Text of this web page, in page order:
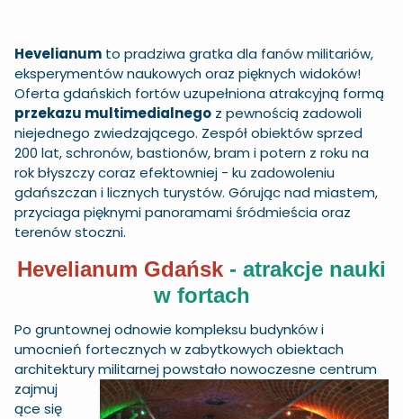
Hevelianum to pradziwa gratka dla fanów militariów,
eksperymentów naukowych oraz pięknych widoków!
Oferta gdańskich fortów uzupełniona atrakcyjną formą
przekazu multimedialnego z pewnością zadowoli
niejednego zwiedzającego. Zespół obiektów sprzed
200 lat, schronów, bastionów, bram i potern z roku na
rok błyszczy coraz efektowniej - ku zadowoleniu
gdańszczan i licznych turystów. Górując nad miastem,
przyciaga pięknymi panoramami śródmieścia oraz
terenów stoczni.
Hevelianum Gdańsk - atrakcje nauki
w fortach
Po gruntownej odnowie kompleksu budynków i
umocnień fortecznych w zabytkowych obiektach
architektury militarnej powstało nowoczesne centrum
zajmuj
ące się